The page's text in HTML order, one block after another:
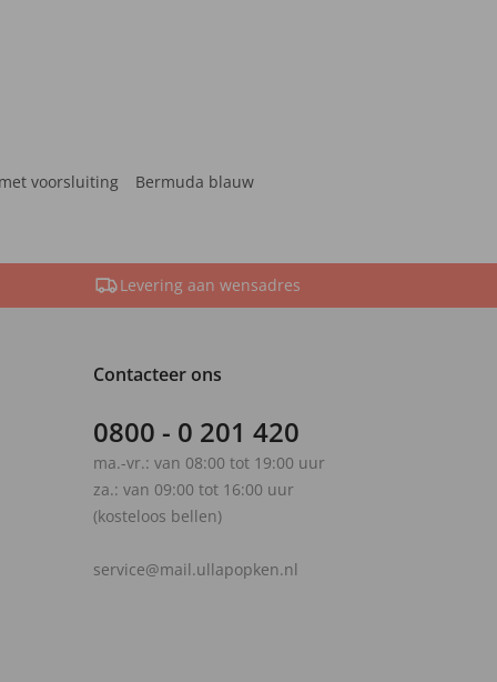
voorsluiting
Bermuda blauw
Levering aan wensadres
Contacteer ons
0800 - 0 201 420
ma.-vr.: van 08:00 tot 19:00 uur
za.: van 09:00 tot 16:00 uur
(kosteloos bellen)
service@mail.ullapopken.nl